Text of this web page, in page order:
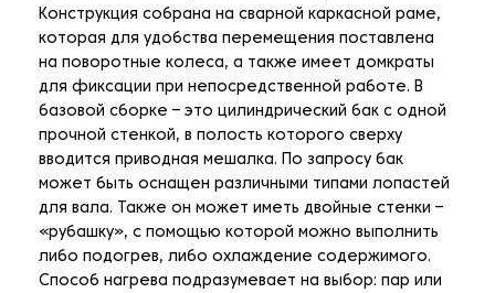
Конструкция собрана на сварной каркасной раме,
которая для удобства перемещения поставлена
на поворотные колеса, а также имеет домкраты
для фиксации при непосредственной работе. В
базовой сборке – это цилиндрический бак с одной
прочной стенкой, в полость которого сверху
вводится приводная мешалка. По запросу бак
может быть оснащен различными типами лопастей
для вала. Также он может иметь двойные стенки –
«рубашку», с помощью которой можно выполнить
либо подогрев, либо охлаждение содержимого.
Способ нагрева подразумевает на выбор: пар или